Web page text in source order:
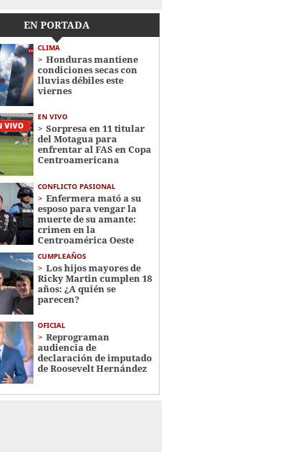
EN PORTADA
CLIMA
Honduras mantiene
condiciones secas con
lluvias débiles este
viernes
EN VIVO
Sorpresa en 11 titular
del Motagua para
enfrentar al FAS en Copa
Centroamericana
CONFLICTO PASIONAL
Enfermera mató a su
esposo para vengar la
muerte de su amante:
crimen en la
Centroamérica Oeste
CUMPLEAÑOS
Los hijos mayores de
Ricky Martin cumplen 18
años: ¿A quién se
parecen?
OFICIAL
Reprograman
audiencia de
declaración de imputado
de Roosevelt Hernández